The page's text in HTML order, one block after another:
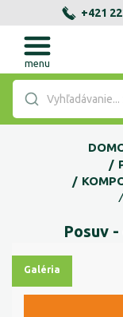
+421
menu
Posuv
Galéria